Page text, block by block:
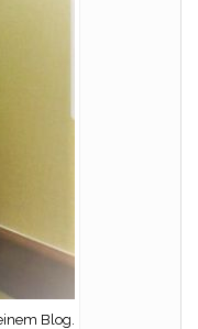
Blog.